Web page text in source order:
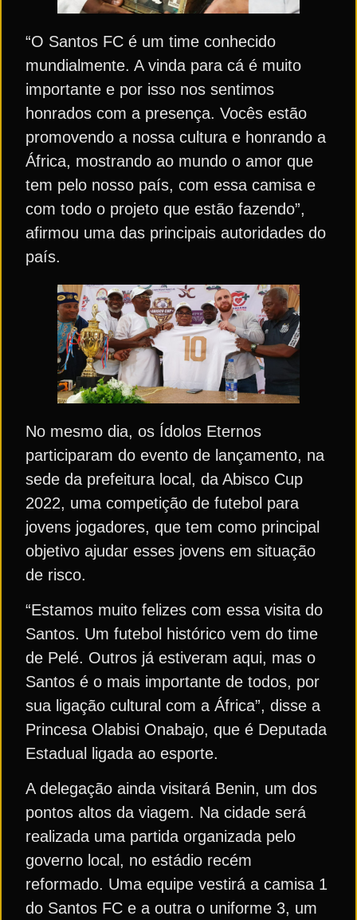
“O Santos FC é um time conhecido
mundialmente. A vinda para cá é muito
importante e por isso nos sentimos
honrados com a presença. Vocês estão
promovendo a nossa cultura e honrando a
África, mostrando ao mundo o amor que
tem pelo nosso país, com essa camisa e
com todo o projeto que estão fazendo”,
afirmou uma das principais autoridades do
país.
No mesmo dia, os Ídolos Eternos
participaram do evento de lançamento, na
sede da prefeitura local, da Abisco Cup
2022, uma competição de futebol para
jovens jogadores, que tem como principal
objetivo ajudar esses jovens em situação
de risco.
“Estamos muito felizes com essa visita do
Santos. Um futebol histórico vem do time
de Pelé. Outros já estiveram aqui, mas o
Santos é o mais importante de todos, por
sua ligação cultural com a África”, disse a
Princesa Olabisi Onabajo, que é Deputada
Estadual ligada ao esporte.
A delegação ainda visitará Benin, um dos
pontos altos da viagem. Na cidade será
realizada uma partida organizada pelo
governo local, no estádio recém
reformado. Uma equipe vestirá a camisa 1
do Santos FC e a outra o uniforme 3, um